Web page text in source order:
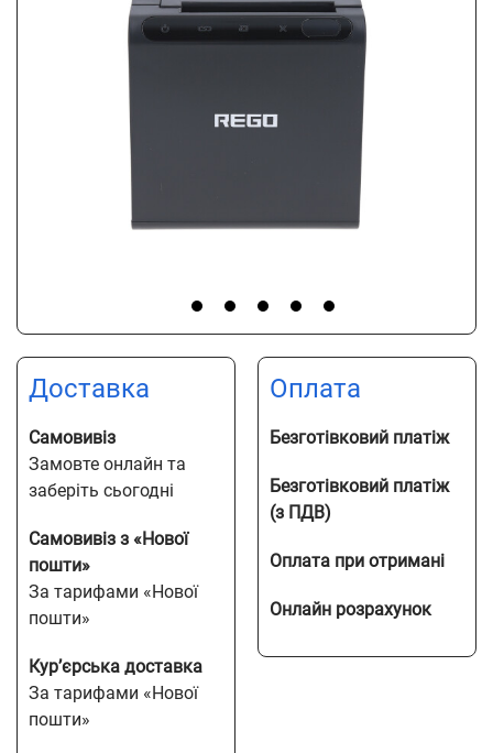
Доставка
Самовивіз
Замовте онлайн та
заберіть сьогодні
Самовивіз з «Нової
пошти»
За тарифами «Нової
пошти»
Кур’єрська доставка
За тарифами «Нової
пошти»
Оплата
Безготівковий платіж
Безготівковий платіж
(з ПДВ)
Оплата при отримані
Онлайн розрахунок